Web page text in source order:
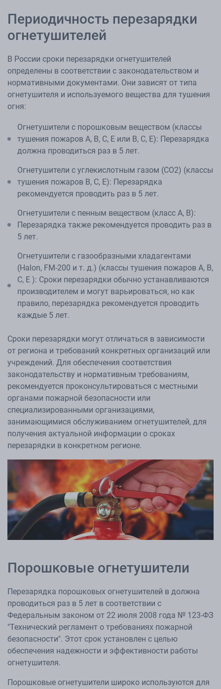
Периодичность перезарядки
огнетушителей
В России сроки перезарядки огнетушителей
определены в соответствии с законодательством и
нормативными документами. Они зависят от типа
огнетушителя и используемого вещества для тушения
огня:
Огнетушители с порошковым веществом (классы
тушения пожаров А, В, С, Е или B, C, Е): Перезарядка
должна проводиться раз в 5 лет.
Огнетушители с углекислотным газом (CO2) (классы
тушения пожаров В, С, Е): Перезарядка
рекомендуется проводить раз в 5 лет.
Огнетушители с пенным веществом (класс А, В):
Перезарядка также рекомендуется проводить раз в
5 лет.
Огнетушители с газообразными хладагентами
(Halon, FM-200 и т. д.) (классы тушения пожаров А, В,
С, Е ): Сроки перезарядки обычно устанавливаются
производителем и могут варьироваться, но как
правило, перезарядка рекомендуется проводить
каждые 5 лет.
Сроки перезарядки могут отличаться в зависимости
от региона и требований конкретных организаций или
учреждений. Для обеспечения соответствия
законодательству и нормативным требованиям,
рекомендуется проконсультироваться с местными
органами пожарной безопасности или
специализированными организациями,
занимающимися обслуживанием огнетушителей, для
получения актуальной информации о сроках
перезарядки в конкретном регионе.
Порошковые огнетушители
Перезарядка порошковых огнетушителей в должна
проводиться раз в 5 лет в соответствии с
Федеральным законом от 22 июля 2008 года № 123-ФЗ
"Технический регламент о требованиях пожарной
безопасности". Этот срок установлен с целью
обеспечения надежности и эффективности работы
огнетушителя.
Порошковые огнетушители широко используются для